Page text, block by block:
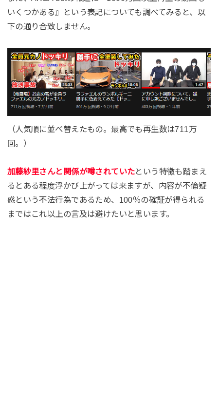
いくつかある』という表記についても調べてみると、以
下の通り合致しません。
（人気順に並べ替えたもの。最高でも再生数は711万
回。）
加藤紗里さんと関係が噂されていたという特徴も踏まえ
るとある程度浮かび上がっては来ますが、内容が不倫疑
惑という不法行為であるため、100％の確証が得られる
まではこれ以上の言及は避けたいと思います。